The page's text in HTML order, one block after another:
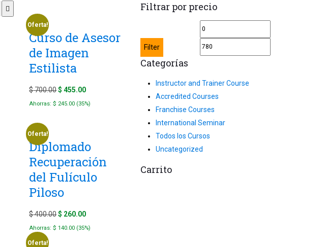
Oferta!
Curso de Asesor
de Imagen
Estilista
$700.00Original
price
$ 455.00Current
price
Ahorras: $ 245.00 (35%)
Oferta!
Diplomado
Recuperación
del Fulículo
Piloso
$400.00Original
price
$ 260.00Current
price
Ahorras: $ 140.00 (35%)
Oferta!
Filtrar por precio
Min
Filter
Categorías
Instructor and Trainer Course
Accredited Courses
Franchise Courses
International Seminar
Todos los Cursos
Uncategorized
Carrito